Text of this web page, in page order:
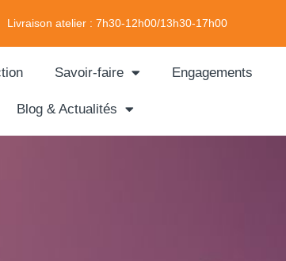
Livraison atelier : 7h30-12h00/13h30-17h00
Savoir-faire Engagements
Blog & Actualités